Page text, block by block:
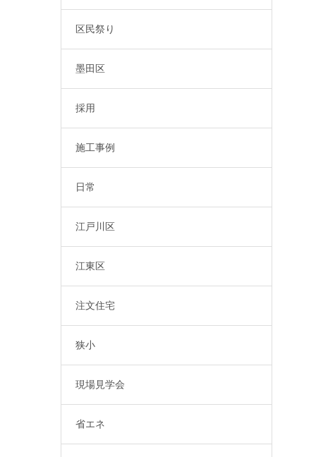
区民祭り
墨田区
採用
施工事例
日常
江戸川区
江東区
注文住宅
狭小
現場見学会
省エネ